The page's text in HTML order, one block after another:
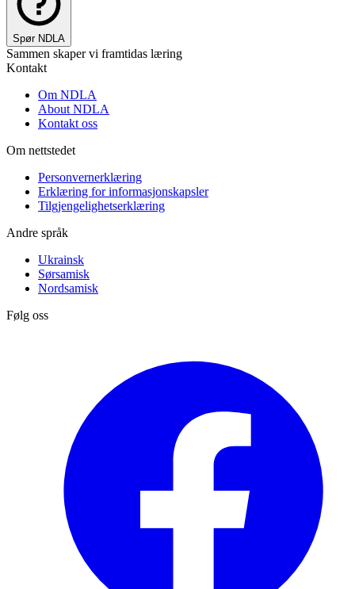
Spør NDLA
Sammen skaper vi framtidas læring
Kontakt
Om NDLA
About NDLA
Kontakt oss
Om nettstedet
Personvernerklæring
Erklæring for informasjonskapsler
Tilgjengelighetserklæring
Andre språk
Ukrainsk
Sørsamisk
Nordsamisk
Følg oss